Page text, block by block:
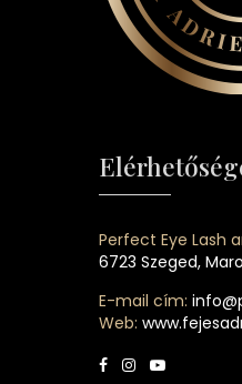
Perfect Eye Lash
6723 Szeged,
E-mail cím:
Web: